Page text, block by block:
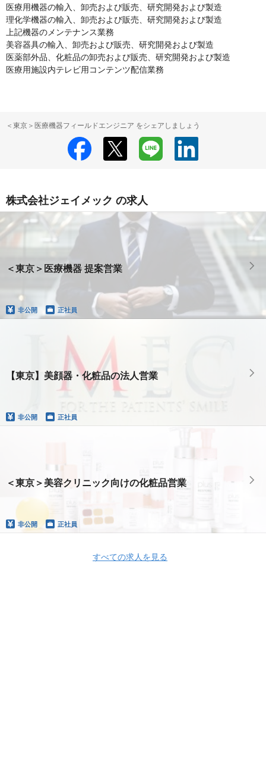
医療用機器の輸入、卸売および販売、研究開発および製造
理化学機器の輸入、卸売および販売、研究開発および製造
上記機器のメンテナンス業務
美容器具の輸入、卸売および販売、研究開発および製造
医薬部外品、化粧品の卸売および販売、研究開発および製造
医療用施設内テレビ用コンテンツ配信業務
＜東京＞医療機器フィールドエンジニア をシェアしましょう
株式会社ジェイメック の求人
＜東京＞医療機器 提案営業
非公開 正社員
【東京】美顔器・化粧品の法人営業
非公開 正社員
＜東京＞美容クリニック向けの化粧品営業
非公開 正社員
すべての求人を見る